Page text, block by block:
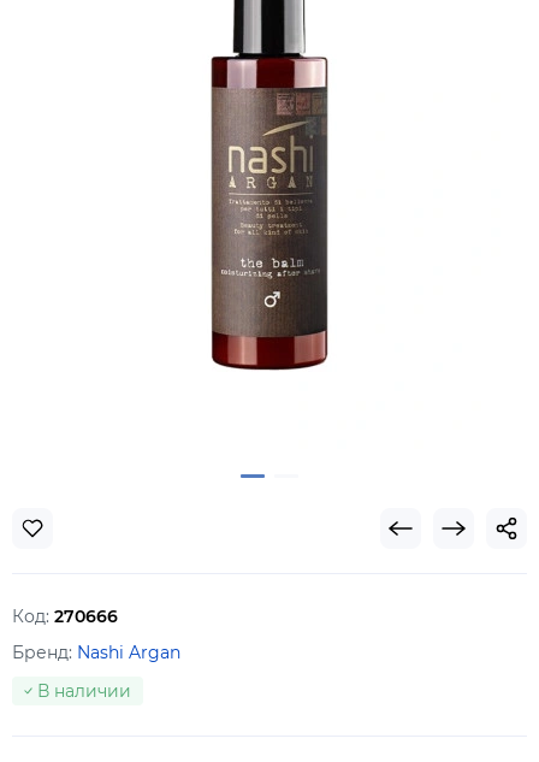
Код: 270666
Бренд: Nashi Argan
В наличии